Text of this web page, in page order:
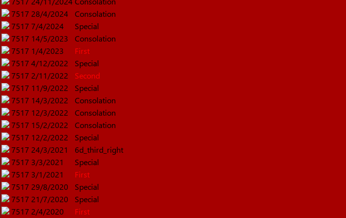
7517 28/4/2024
Consolation
7517 7/4/2024
Special
7517 14/5/2023
Consolation
7517 1/4/2023
First
7517 4/12/2022
Special
7517 2/11/2022
Second
7517 11/9/2022
Special
7517 14/3/2022
Consolation
7517 12/3/2022
Consolation
7517 15/2/2022
Consolation
7517 12/2/2022
Special
7517 24/3/2021
6d_third_right
7517 3/3/2021
Special
7517 3/1/2021
First
7517 29/8/2020
Special
7517 21/7/2020
Special
7517 2/4/2020
First